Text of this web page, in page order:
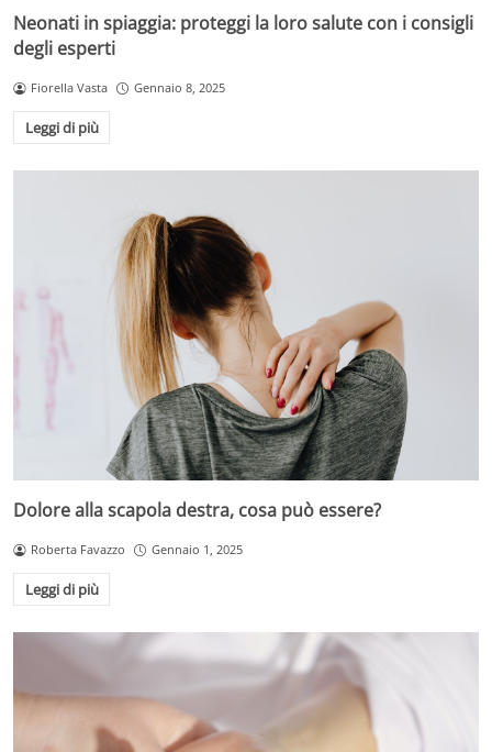
Neonati in spiaggia: proteggi la loro salute con i consigli
degli esperti
Fiorella Vasta Gennaio 8, 2025
Leggi di più
Dolore alla scapola destra, cosa può essere?
Roberta Favazzo Gennaio 1, 2025
Leggi di più